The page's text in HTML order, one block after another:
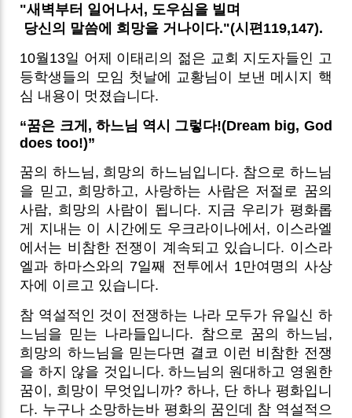
"새벽부터 일어나서, 도우심을 빌며
당신의 말씀에 희망을 거나이다."(시편119,147).
10월13일 어제 이태리의 젊은 교회 지도자들인 고
등학생들의 모임 첫날에 교황님이 보낸 메시지 핵
심 내용이 멋졌습니다.
“꿈은 크게, 하느님 역시 그렇다!(Dream big, God
does too!)”
꿈의 하느님, 희망의 하느님입니다. 참으로 하느님
을 믿고, 희망하고, 사랑하는 사람은 저절로 꿈의
사람, 희망의 사람이 됩니다. 지금 우리가 평화롭
게 지내는 이 시간에도 우크라이나에서, 이스라엘
에서는 비참한 전쟁이 계속되고 있습니다. 이스라
엘과 하마스와의 7일째 전투에서 1만여명의 사상
자에 이르고 있습니다.
참 역설적인 것이 전쟁하는 나라 모두가 유일신 하
느님을 믿는 나라들입니다. 참으로 꿈의 하느님,
희망의 하느님을 믿는다면 결코 이런 비참한 전쟁
을 하지 않을 것입니다. 하느님의 원대하고 영원한
꿈이, 희망이 무엇입니까? 하나, 단 하나 평화입니
다. 누구나 소망하는바 평화의 꿈인데 참 역설적으